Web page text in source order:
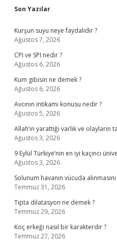
Sidebar
Son Yazılar
Kurşun suyu neye faydalıdır ?
Ağustos 7, 2026
CPI ve SPI nedir ?
Ağustos 6, 2026
Kum gibisin ne demek ?
Ağustos 6, 2026
Avcının intikamı konusu nedir ?
Ağustos 5, 2026
Allah’ın yarattığı varlık ve olaylarin
Ağustos 3, 2026
9 Eylül Türkiye’nin en iyi kaçıncı
Ağustos 3, 2026
Solunum havanın vücuda
Temmuz 31, 2026
Tıpta dilatasyon ne demek ?
Temmuz 29, 2026
Koç erkeği nasıl bir karakterdir ?
Temmuz 27, 2026